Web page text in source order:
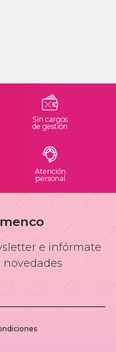
Sin cargos
de gestión
Atención
personal
e infórmate
novedades